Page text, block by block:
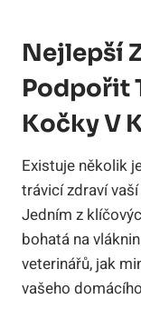
Nejlepší
Podpořit
Kočky V
Existuje několik
trávicí zdraví
Jedním z
bohatá na
veterinářů, jak
vašeho